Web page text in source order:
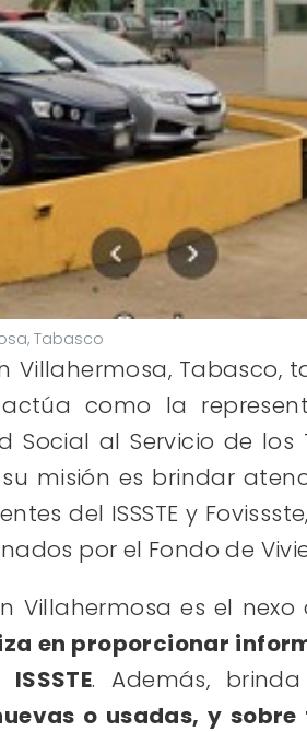
Tabasco
Villahermosa,
como la
al Servicio de los
misión es brindar
del ISSSTE y
por el Fondo de
Villahermosa es el
en proporcionar
. Además,
o usadas, y